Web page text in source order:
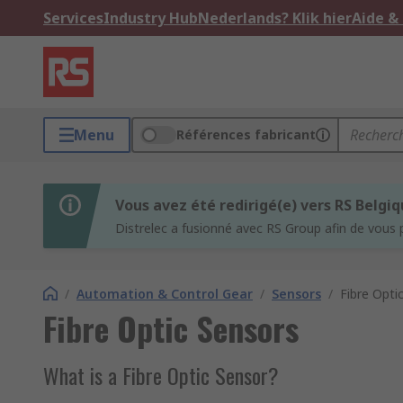
ServicesIndustry HubNederlands? Klik hierAide
Menu Références fabricant
Vous avez été redirigé(e) vers RS
Distrelec a fusionné avec RS Group afin de
/ Automation & Control Gear / Sensors / Fibre
Fibre Optic Sensors
What is a Fibre Optic Sensor?